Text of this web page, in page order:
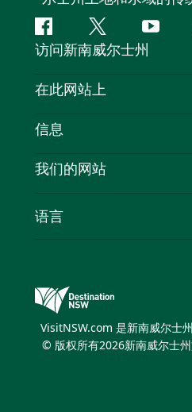
Facebook叽
叽
喳
访问新南威尔士州
联系我们
隐私
Cookie 通知
在此网站上
目的地
新南威尔士州公路旅行
活动
信息
旅行信息
新南威尔士州的商业
我们的网站
新南威尔士州旅游局媒体中心
缤纷悉尼灯光音乐节
语言
VisitNSW.com 是新南威尔士
© 版权所有2026新南威尔士